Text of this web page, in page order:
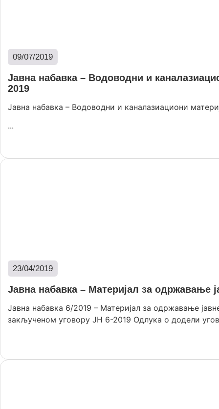
09/07/2019
Јавна набавка – Водоводни и
2019
Јавна набавка – Водоводни и каналазиациони
...
23/04/2019
Јавна набавка – Материјал за одржавање
Јавна набавка 6/2019 – Материјал за одржавање
закљученом уговору ЈН 6-2019 Одлука о додели